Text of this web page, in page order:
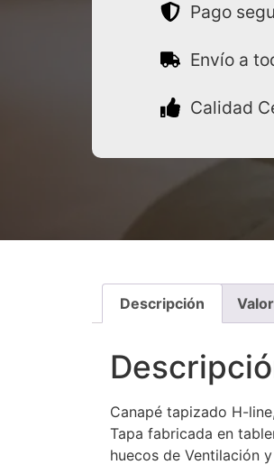
Pago
Envío a
Calidad
Descripción
Canapé tapizado H-
Tapa fabricada en
huecos de Ventilación